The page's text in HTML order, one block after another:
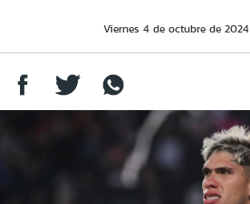
Viernes 4 de octubre de 2024